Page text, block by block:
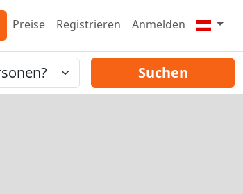
Preise Registrieren Anmelden
Suchen